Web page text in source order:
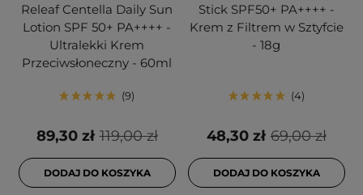
Releaf Centella Daily Sun
Lotion SPF 50+ PA++++ -
Ultralekki Krem
Przeciwsłoneczny - 60ml
9
119,00 zł
89,30 zł
DODAJ DO KOSZYKA
Stick SPF50+ PA++++ -
Krem z Filtrem w Sztyfcie
- 18g
4
69,00 zł
48,30 zł
DODAJ DO KOSZYKA